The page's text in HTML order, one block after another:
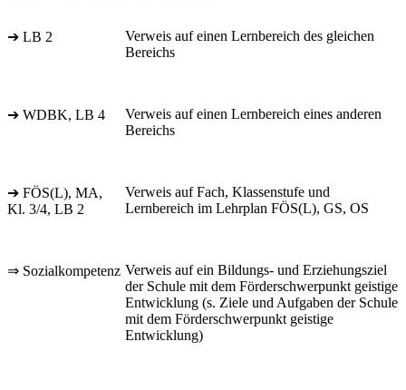
➔ LB 2
Verweis auf einen Lernbereich des gleichen
Bereichs
➔ WDBK, LB 4
Verweis auf einen Lernbereich eines anderen
Bereichs
➔ FÖS(L), MA,
Kl. 3/4, LB 2
Verweis auf Fach, Klassenstufe und
Lernbereich im Lehrplan FÖS(L), GS, OS
⇒ Sozialkompetenz Verweis auf ein Bildungs- und Erziehungsziel
der Schule mit dem Förderschwerpunkt geistige
Entwicklung (s. Ziele und Aufgaben der Schule
mit dem Förderschwerpunkt geistige
Entwicklung)